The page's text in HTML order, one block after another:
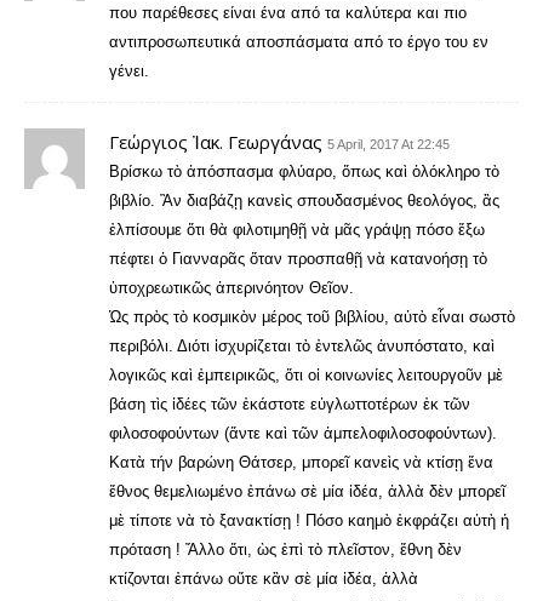
που παρέθεσες είναι ένα από τα καλύτερα και πιο
αντιπροσωπευτικά αποσπάσματα από το έργο του εν
γένει.
Γεώργιος Ἰακ. Γεωργάνας 5 April, 2017 At 22:45
Βρίσκω τὸ ἀπόσπασμα φλύαρο, ὅπως καὶ ὁλόκληρο τὸ
βιβλίο. Ἂν διαβάζῃ κανεὶς σπουδασμένος θεολόγος, ἂς
ἐλπίσουμε ὅτι θὰ φιλοτιμηθῇ νὰ μᾶς γράψῃ πόσο ἔξω
πέφτει ὁ Γιανναρᾶς ὅταν προσπαθῇ νὰ κατανοήσῃ τὸ
ὑποχρεωτικῶς ἀπερινόητον Θεῖον.
Ὡς πρὸς τὸ κοσμικὸν μέρος τοῦ βιβλίου, αὐτὸ εἶναι σωστὸ
περιβόλι. Διότι ἰσχυρίζεται τὸ ἐντελῶς ἀνυπόστατο, καὶ
λογικῶς καὶ ἐμπειρικῶς, ὅτι οἱ κοινωνίες λειτουργοῦν μὲ
βάση τὶς ἰδέες τῶν ἐκάστοτε εὐγλωττοτέρων ἐκ τῶν
φιλοσοφούντων (ἅντε καὶ τῶν ἀμπελοφιλοσοφούντων).
Κατὰ τήν βαρώνη Θάτσερ, μπορεῖ κανεὶς νὰ κτίσῃ ἕνα
ἔθνος θεμελιωμένο ἐπάνω σὲ μία ἰδέα, ἀλλὰ δὲν μπορεῖ
μὲ τίποτε νὰ τὸ ξανακτίσῃ ! Πόσο καημὸ ἐκφράζει αὐτὴ ἡ
πρόταση ! Ἄλλο ὅτι, ὼς ἐπὶ τὸ πλεῖστον, ἔθνη δὲν
κτίζονται ἐπάνω οὔτε κἂν σὲ μία ἰδέα, ἀλλὰ